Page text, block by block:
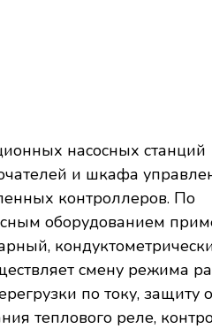
насосных станций
и шкафа
контроллеров. По
оборудованием
смену режима
по току, защиту
теплового реле,